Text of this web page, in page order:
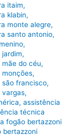
itaim,
klabin,
monte alegre,
santo antonio,
,
,
do céu,
,
são francisco,
vargas,
,assistência
técnica
fogão bertazzoni
bertazzoni